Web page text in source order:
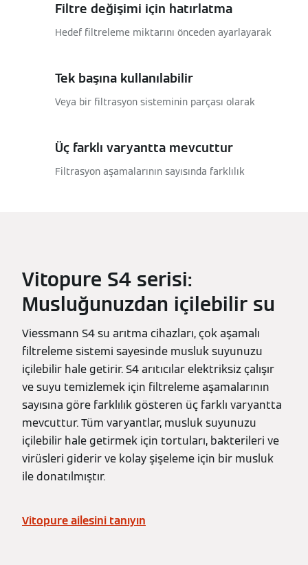
Filtre değişimi için hatırlatma
Hedef filtreleme miktarını önceden ayarlayarak
Tek başına kullanılabilir
Veya bir filtrasyon sisteminin parçası olarak
Üç farklı varyantta mevcuttur
Filtrasyon aşamalarının sayısında farklılık
Vitopure S4 serisi:
Musluğunuzdan içilebilir su
Viessmann S4 su arıtma cihazları, çok aşamalı
filtreleme sistemi sayesinde musluk suyunuzu
içilebilir hale getirir. S4 arıtıcılar elektriksiz çalışır
ve suyu temizlemek için filtreleme aşamalarının
sayısına göre farklılık gösteren üç farklı varyantta
mevcuttur. Tüm varyantlar, musluk suyunuzu
içilebilir hale getirmek için tortuları, bakterileri ve
virüsleri giderir ve kolay şişeleme için bir musluk
ile donatılmıştır.
Vitopure ailesini tanıyın